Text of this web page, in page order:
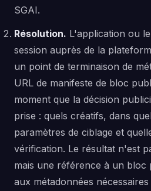
SGAI.
Résolution. L'application ou
session auprès de la
un point de terminaison de
URL de manifeste de bloc
moment que la décision
prise : quels créatifs, dans
paramètres de ciblage et
vérification. Le résultat n'est
mais une référence à un bloc
aux métadonnées